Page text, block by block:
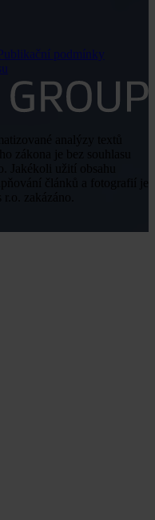
podmínky
článků a fotografií je